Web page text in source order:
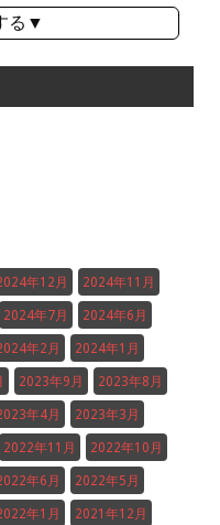
る▼
年12月 2024年11月
2024年7月 2024年6月
年2月 2024年1月
2023年9月 2023年8月
年4月 2023年3月
2022年11月 2022年10月
年6月 2022年5月
年1月 2021年12月